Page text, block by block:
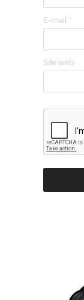
E-mail *
Site web